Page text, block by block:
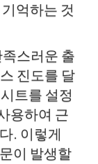
억하는 것
스러운 출
진도를 달
트를 설정
용하여 근
. 이렇게
이 발생할